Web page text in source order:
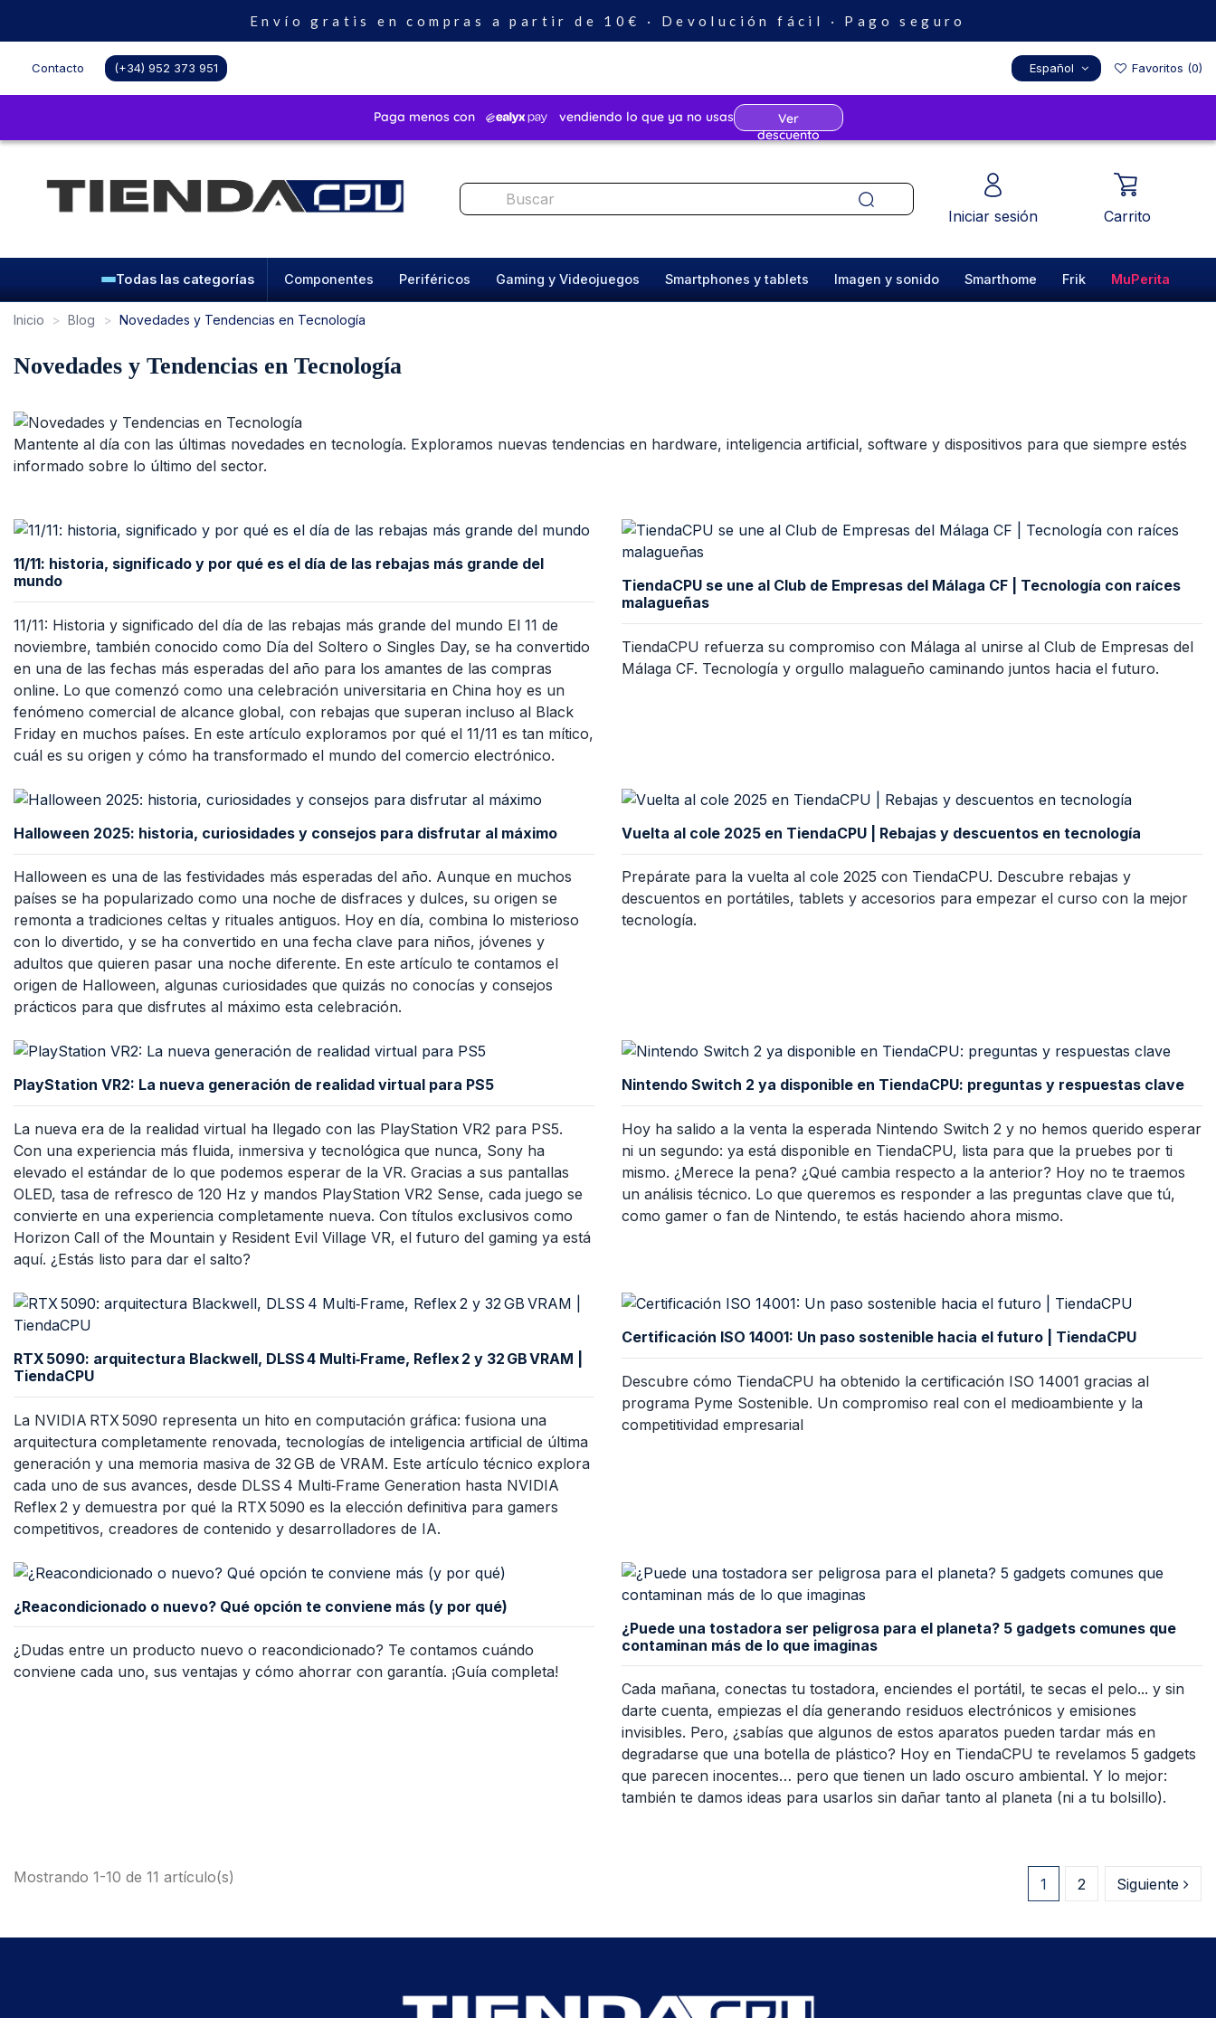
Envío gratis en compras a partir de 10€ · Devolución fácil · Pago seguro
Contacto (+34) 952 373 951 Español Favoritos (0)
Iniciar sesión Carrito
Todas las categorías Componentes Periféricos Gaming y Videojuegos Smartphones y tablets Imagen y sonido Smarthome Frik MuPerita
Inicio Blog Novedades y Tendencias en Tecnología
Novedades y Tendencias en Tecnología
Mantente al día con las últimas novedades en tecnología. Exploramos nuevas tendencias en hardware, inteligencia artificial, software y dispositivos para que siempre estés
informado sobre lo último del sector.
11/11: historia, significado y por qué es el día de las rebajas más grande del
mundo
11/11: Historia y significado del día de las rebajas más grande del mundo El 11 de
noviembre, también conocido como Día del Soltero o Singles Day, se ha convertido
en una de las fechas más esperadas del año para los amantes de las compras
online. Lo que comenzó como una celebración universitaria en China hoy es un
fenómeno comercial de alcance global, con rebajas que superan incluso al Black
Friday en muchos países. En este artículo exploramos por qué el 11/11 es tan mítico,
cuál es su origen y cómo ha transformado el mundo del comercio electrónico.
TiendaCPU se une al Club de Empresas del Málaga CF | Tecnología con raíces
malagueñas
TiendaCPU refuerza su compromiso con Málaga al unirse al Club de Empresas del
Málaga CF. Tecnología y orgullo malagueño caminando juntos hacia el futuro.
Halloween 2025: historia, curiosidades y consejos para disfrutar al máximo
Halloween es una de las festividades más esperadas del año. Aunque en muchos
países se ha popularizado como una noche de disfraces y dulces, su origen se
remonta a tradiciones celtas y rituales antiguos. Hoy en día, combina lo misterioso
con lo divertido, y se ha convertido en una fecha clave para niños, jóvenes y
adultos que quieren pasar una noche diferente. En este artículo te contamos el
origen de Halloween, algunas curiosidades que quizás no conocías y consejos
prácticos para que disfrutes al máximo esta celebración.
Vuelta al cole 2025 en TiendaCPU | Rebajas y descuentos en tecnología
Prepárate para la vuelta al cole 2025 con TiendaCPU. Descubre rebajas y
descuentos en portátiles, tablets y accesorios para empezar el curso con la mejor
tecnología.
PlayStation VR2: La nueva generación de realidad virtual para PS5
La nueva era de la realidad virtual ha llegado con las PlayStation VR2 para PS5.
Con una experiencia más fluida, inmersiva y tecnológica que nunca, Sony ha
elevado el estándar de lo que podemos esperar de la VR. Gracias a sus pantallas
OLED, tasa de refresco de 120 Hz y mandos PlayStation VR2 Sense, cada juego se
convierte en una experiencia completamente nueva. Con títulos exclusivos como
Horizon Call of the Mountain y Resident Evil Village VR, el futuro del gaming ya está
aquí. ¿Estás listo para dar el salto?
Nintendo Switch 2 ya disponible en TiendaCPU: preguntas y respuestas clave
Hoy ha salido a la venta la esperada Nintendo Switch 2 y no hemos querido esperar
ni un segundo: ya está disponible en TiendaCPU, lista para que la pruebes por ti
mismo. ¿Merece la pena? ¿Qué cambia respecto a la anterior? Hoy no te traemos
un análisis técnico. Lo que queremos es responder a las preguntas clave que tú,
como gamer o fan de Nintendo, te estás haciendo ahora mismo.
RTX 5090: arquitectura Blackwell, DLSS 4 Multi‑Frame, Reflex 2 y 32 GB VRAM |
TiendaCPU
La NVIDIA RTX 5090 representa un hito en computación gráfica: fusiona una
arquitectura completamente renovada, tecnologías de inteligencia artificial de última
generación y una memoria masiva de 32 GB de VRAM. Este artículo técnico explora
cada uno de sus avances, desde DLSS 4 Multi‑Frame Generation hasta NVIDIA
Reflex 2 y demuestra por qué la RTX 5090 es la elección definitiva para gamers
competitivos, creadores de contenido y desarrolladores de IA.
Certificación ISO 14001: Un paso sostenible hacia el futuro | TiendaCPU
Descubre cómo TiendaCPU ha obtenido la certificación ISO 14001 gracias al
programa Pyme Sostenible. Un compromiso real con el medioambiente y la
competitividad empresarial
¿Reacondicionado o nuevo? Qué opción te conviene más (y por qué)
¿Dudas entre un producto nuevo o reacondicionado? Te contamos cuándo
conviene cada uno, sus ventajas y cómo ahorrar con garantía. ¡Guía completa!
¿Puede una tostadora ser peligrosa para el planeta? 5 gadgets comunes que
contaminan más de lo que imaginas
Cada mañana, conectas tu tostadora, enciendes el portátil, te secas el pelo... y sin
darte cuenta, empiezas el día generando residuos electrónicos y emisiones
invisibles. Pero, ¿sabías que algunos de estos aparatos pueden tardar más en
degradarse que una botella de plástico? Hoy en TiendaCPU te revelamos 5 gadgets
que parecen inocentes… pero que tienen un lado oscuro ambiental. Y lo mejor:
también te damos ideas para usarlos sin dañar tanto al planeta (ni a tu bolsillo).
Mostrando 1-10 de 11 artículo(s) 1 2 Siguiente